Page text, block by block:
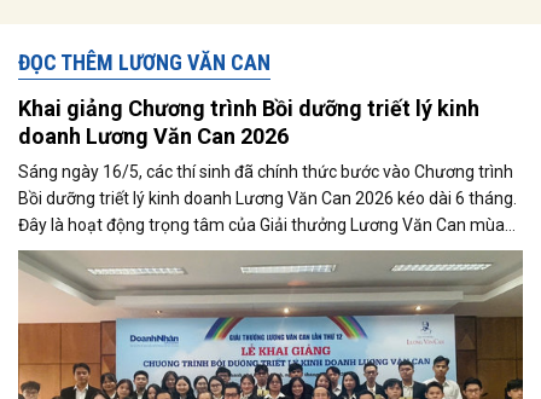
ĐỌC THÊM LƯƠNG VĂN CAN
Khai giảng Chương trình Bồi dưỡng triết lý kinh
doanh Lương Văn Can 2026
Sáng ngày 16/5, các thí sinh đã chính thức bước vào Chương trình
Bồi dưỡng triết lý kinh doanh Lương Văn Can 2026 kéo dài 6 tháng.
Đây là hoạt động trọng tâm của Giải thưởng Lương Văn Can mùa
thứ 12